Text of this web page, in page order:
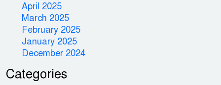
April 2025
March 2025
February 2025
January 2025
December 2024
Categories